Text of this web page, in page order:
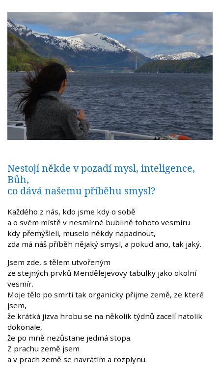
Nestojí někde v pozadí mysl, inteligence,
Bůh,
co dává našemu příběhu smysl?
Každého z nás, kdo jsme kdy o sobě
a o svém místě v nesmírné bublině tohoto vesmíru
kdy přemýšleli, muselo někdy napadnout,
zda má náš příběh nějaký smysl, a pokud ano, tak jaký.
Jsem zde, s tělem utvořeným
ze stejných prvků Mendělejevovy tabulky jako okolní
vesmír.
Moje tělo po smrti tak organicky přijme země, ze které
jsem,
že krátká jizva hrobu se na několik týdnů zacelí natolik
dokonale,
že po mně nezůstane jediná stopa.
Z prachu země jsem
a v prach země se navrátím a rozplynu.